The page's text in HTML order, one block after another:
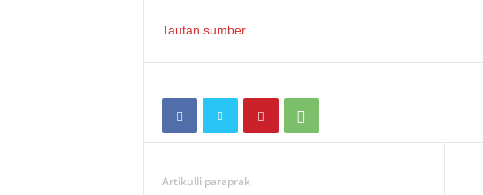
Tautan sumber
Artikulli paraprak